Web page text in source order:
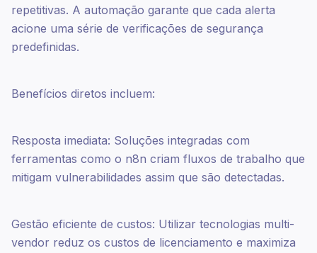
repetitivas. A automação garante que cada alerta
acione uma série de verificações de segurança
predefinidas.
Benefícios diretos incluem:
Resposta imediata: Soluções integradas com
ferramentas como o n8n criam fluxos de trabalho que
mitigam vulnerabilidades assim que são detectadas.
Gestão eficiente de custos: Utilizar tecnologias multi-
vendor reduz os custos de licenciamento e maximiza